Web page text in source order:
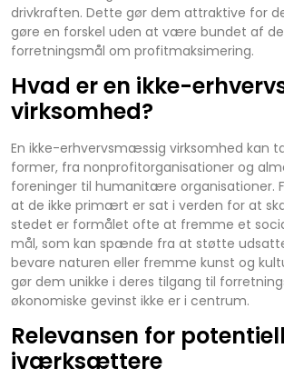
drivkraften. Dette gør dem attraktive for
gøre en forskel uden at være bundet af
forretningsmål om profitmaksimering.
Hvad er en ikke-
virksomhed?
En ikke-erhvervsmæssig virksomhed kan
former, fra nonprofitorganisationer og
foreninger til humanitære organisationer.
at de ikke primært er sat i verden for at
stedet er formålet ofte at fremme et
mål, som kan spænde fra at støtte
bevare naturen eller fremme kunst og
gør dem unikke i deres tilgang til
økonomiske gevinst ikke er i centrum.
Relevansen for
iværksættere